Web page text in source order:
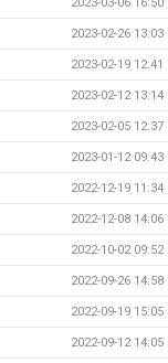
2023-02-26 13:03
2023-02-19 12:41
2023-02-12 13:14
2023-02-05 12:37
2023-01-12 09:43
2022-12-19 11:34
2022-12-08 14:06
2022-10-02 09:52
2022-09-26 14:58
2022-09-19 15:05
2022-09-12 14:05